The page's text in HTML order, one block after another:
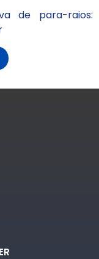
de para-raios: